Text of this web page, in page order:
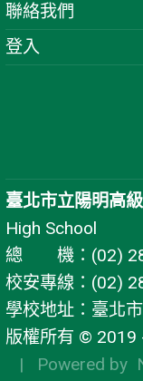
聯絡我們
登入
臺北市立陽明高
High School
總 機：(02)
校安專線：(02)
學校地址：臺北
版權所有 © 2019
| Powered by